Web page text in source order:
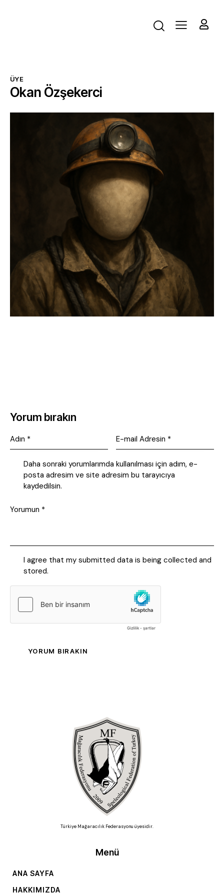
ÜYE
Okan Özşekerci
Yorum bırakın
Daha sonraki yorumlarımda kullanılması için adım, e-
posta adresim ve site adresim bu tarayıcıya
kaydedilsin.
I agree that my submitted data is being collected and
stored.
Türkiye Mağaracılık Federasyonu üyesidir.
Menü
ANA SAYFA
HAKKIMIZDA